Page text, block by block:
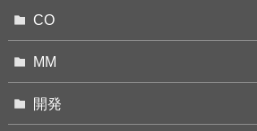
CO
MM
開発